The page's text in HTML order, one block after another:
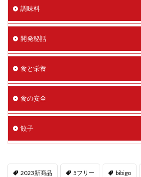
調味料
開発秘話
食と栄養
食の安全
餃子
2023新商品 5フリー bibigo